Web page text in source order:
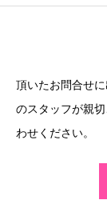
頂いたお問合せ
のスタッフが親
わせください。